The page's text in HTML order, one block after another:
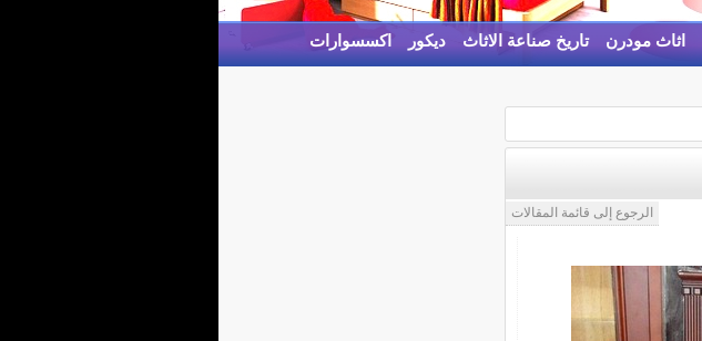
اثاث مودرن تاريخ صناعة الاثاث ديكور اكسسوارات
الرجوع إلى قائمة المقالات